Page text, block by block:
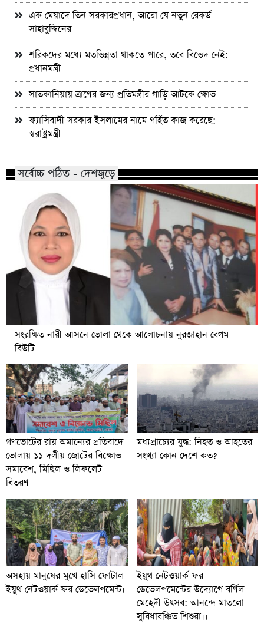
এক মেয়াদে তিন সরকারপ্রধান, আরো যে নতুন রেকর্ড
সাহাবুদ্দিনের
শরিকদের মধ্যে মতভিন্নতা থাকতে পারে, তবে বিভেদ নেই:
প্রধানমন্ত্রী
সাতকানিয়ায় ত্রাণের জন্য প্রতিমন্ত্রীর গাড়ি আটকে ক্ষোভ
ফ্যাসিবাদী সরকার ইসলামের নামে গর্হিত কাজ করেছে:
স্বরাষ্ট্রমন্ত্রী
সর্বোচ্চ পঠিত - দেশজুড়ে
সংরক্ষিত নারী আসনে ভোলা থেকে আলোচনায় নুরজাহান বেগম
বিউটি
গণভোটের রায় অমান্যের প্রতিবাদে
ভোলায় ১১ দলীয় জোটের বিক্ষোভ
সমাবেশ, মিছিল ও লিফলেট
বিতরণ
মধ্যপ্রাচ্যের যুদ্ধ: নিহত ও আহতের
সংখ্যা কোন দেশে কত?
অসহায় মানুষের মুখে হাসি ফোটাল
ইয়ুথ নেটওয়ার্ক ফর ডেভেলপমেন্ট।
ইয়ুথ নেটওয়ার্ক ফর
ডেভেলপমেন্টের উদ্যোগে বর্ণিল
মেহেদী উৎসব: আনন্দে মাতলো
সুবিধাবঞ্চিত শিশুরা।।